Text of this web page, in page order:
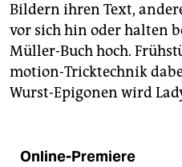
Bildern ihren Text,
vor sich hin oder halten
Müller-Buch hoch.
motion-Tricktechnik
Wurst-Epigonen wird
Online-Premiere